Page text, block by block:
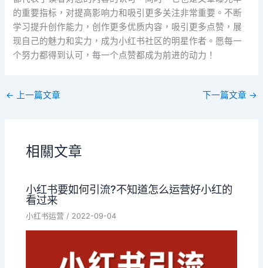
的重要指标，对提高影响力和吸引更多关注非常重要。不断
学习提升创作能力，创作更多优质内容，吸引更多点赞，展
现自己的魅力和实力，成为小红书社区的明星作者。愿每一
个努力都得到认可，每一个点赞都成为前进的动力！
← 上一篇文章 下一篇文章 →
相關文章
小红书要如何引流?不知道怎么运营好小红的
看过来
小红书运营 / 2022-09-04